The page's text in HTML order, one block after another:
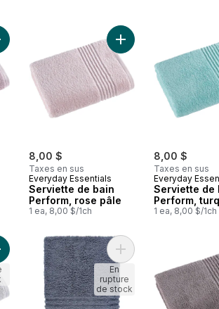
Serviette de bain Perform, mauve au
8,00 $
Taxes en sus
Everyday Essentials
Serviette de bain
Perform, rose pâle
1 ea, 8,00 $/1ch
Ajouter Serviette de
8,00 $
Taxes en sus
Everyday
Serviette de
Perform,
1 ea, 8,00 $/1ch
Serviette de bain Perform, gris pâle au
Ajouter Essuie-mains
En
rupture
de stock